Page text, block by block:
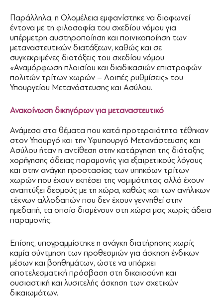
Παράλληλα, η Ολομέλεια εμφανίστηκε να διαφωνεί
έντονα με τη φιλοσοφία του σχεδίου νόμου για
υπέρμετρη αυστηροποίηση και ποινικοποίηση των
μεταναστευτικών διατάξεων, καθώς και σε
συγκεκριμένες διατάξεις του σχεδίου νόμου
«Αναμόρφωση πλαισίου και διαδικασιών επιστροφών
πολιτών τρίτων χωρών – Λοιπές ρυθμίσεις» του
Υπουργείου Μετανάστευσης και Ασύλου.
Ανακοίνωση δικηγόρων για μεταναστευτικό
Ανάμεσα στα θέματα που κατά προτεραιότητα τέθηκαν
στον Υπουργό και την Υφυπουργό Μετανάστευσης και
Ασύλου ήταν η αντίθεση στην κατάργηση της διάταξης
χορήγησης άδειας παραμονής για εξαιρετικούς λόγους
και στην ανάγκη προστασίας των υπηκόων τρίτων
χωρών που έχουν εκπέσει της νομιμότητας αλλά έχουν
αναπτύξει δεσμούς με τη χώρα, καθώς και των ανήλικων
τέκνων αλλοδαπών που δεν έχουν γεννηθεί στην
ημεδαπή, τα οποία διαμένουν στη χώρα μας χωρίς άδεια
παραμονής.
Επίσης, υπογραμμίστηκε η ανάγκη διατήρησης χωρίς
καμία σύντμηση των προθεσμιών για άσκηση ένδικων
μέσων και βοηθημάτων, ώστε να υπάρχει
αποτελεσματική πρόσβαση στη δικαιοσύνη και
ουσιαστική και λυσιτελής άσκηση των σχετικών
δικαιωμάτων.